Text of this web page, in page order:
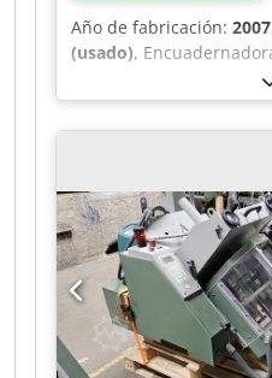
Año de fabricación: 2007
(usado),
Asxw Iryedrsk
plana DHU 450